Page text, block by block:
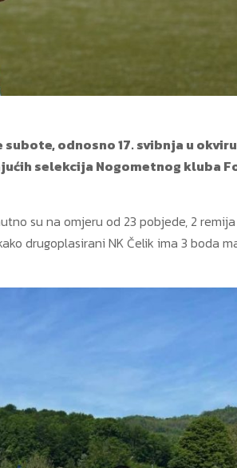
odnosno 17. svibnja u
selekcija Nogometnog kluba
su na omjeru od 23 pobjede, 2
drugoplasirani NK Čelik ima 3 boda